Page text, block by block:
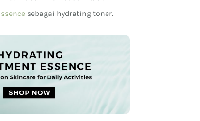
sebagai hydrating toner.